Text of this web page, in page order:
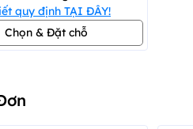
quy định TẠI ĐÂY!
Chọn & Đặt chỗ